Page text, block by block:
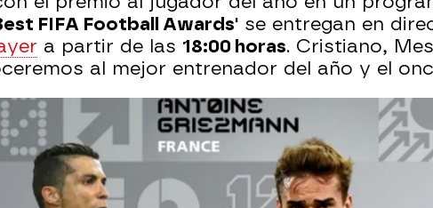
FIFA Football Awards' se entregan en
a partir de las 18:00 horas. Cristiano,
al mejor entrenador del año y el